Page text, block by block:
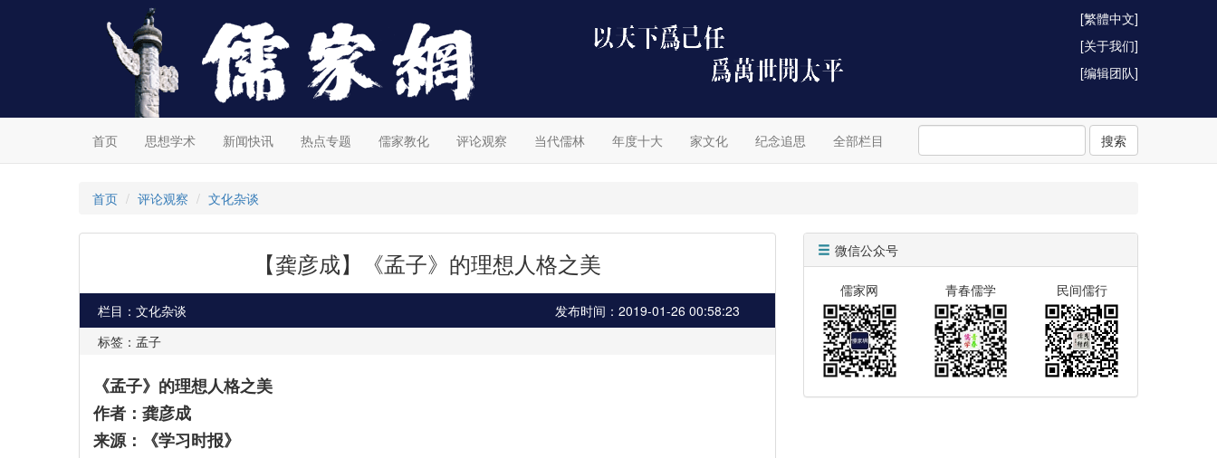
[繁體中文]
[关于我们]
[编辑团队]
首页 思想学术 新闻快讯 热点专题 儒家教化 评论观察 当代儒林 年度十大 家文化 纪念追思 全部栏目 搜索
首页 评论观察 文化杂谈
【龚彦成】《孟子》的理想人格之美
栏目：文化杂谈
发布时间：2019-01-26 00:58:23
标签：孟子
《孟子》的理想人格之美
作者：龚彦成
来源：《学习时报》
微信公众号
儒家网 青春儒学 民间儒行